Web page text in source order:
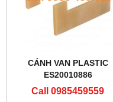
CÁNH VAN PLASTIC
ES20010886
Call 0985459559